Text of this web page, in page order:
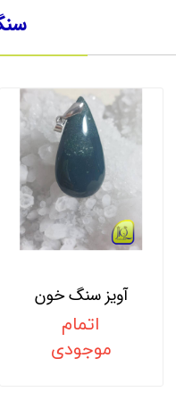
آویز سنگ خون
اتمام
موجودی